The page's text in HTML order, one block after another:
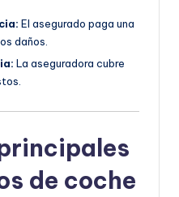
El asegurado paga una
daños.
La aseguradora cubre
de coche